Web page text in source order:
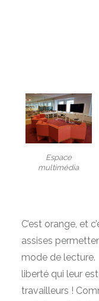
Espace
multimédia
C’est orange, et
assises
mode de lecture.
liberté qui leur
travailleurs !